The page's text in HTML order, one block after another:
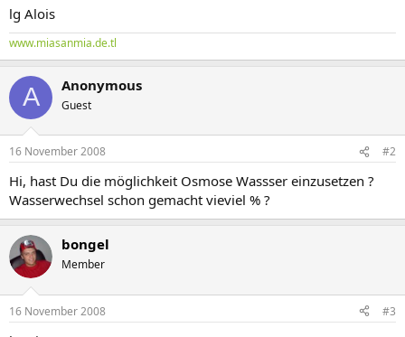
lg Alois
www.miasanmia.de.tl
A Anonymous
Guest
16 November 2008 #2
Hi, hast Du die möglichkeit Osmose Wassser einzusetzen ?
Wasserwechsel schon gemacht vieviel % ?
bongel
Member
16 November 2008 #3